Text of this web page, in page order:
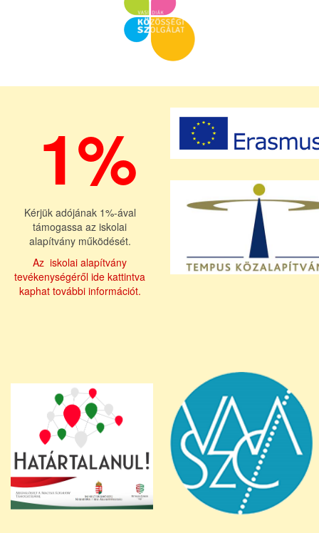
1%
Kérjük adójának 1%-ával
támogassa az iskolai
alapítvány működését.
Az iskolai alapítvány
tevékenységéről ide kattintva
kaphat további információt.